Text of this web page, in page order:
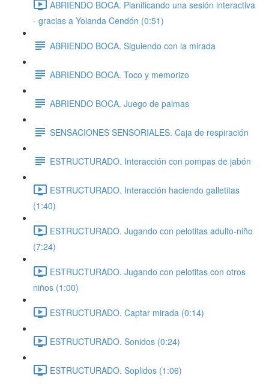
ABRIENDO BOCA. Planificando una sesión interactiva
- gracias a Yolanda Cendón (0:51)
ABRIENDO BOCA. Siguiendo con la mirada
ABRIENDO BOCA. Toco y memorizo
ABRIENDO BOCA. Juego de palmas
SENSACIONES SENSORIALES. Caja de respiración
ESTRUCTURADO. Interacción con pompas de jabón
ESTRUCTURADO. Interacción haciendo galletitas
(1:40)
ESTRUCTURADO. Jugando con pelotitas adulto-niño
(7:24)
ESTRUCTURADO. Jugando con pelotitas con otros
niños (1:00)
ESTRUCTURADO. Captar mirada (0:14)
ESTRUCTURADO. Sonidos (0:24)
ESTRUCTURADO. Soplidos (1:06)